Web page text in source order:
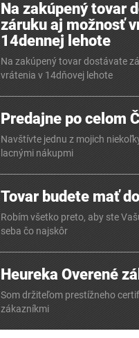
Na zakúpený tovar
záruku aj možnosť
14dennej lehote
Na zakúpený tovar dostávate
vrátenia v 14dňovej lehote
Predajne po celom
Navštívte jednu z mojich
lacnými nákupmi
Tovar budete mať
Robím všetko preto, aby ste
seba čo najskôr
Heureka Overené
Som držiteľom prestížneho
zákazníkmi